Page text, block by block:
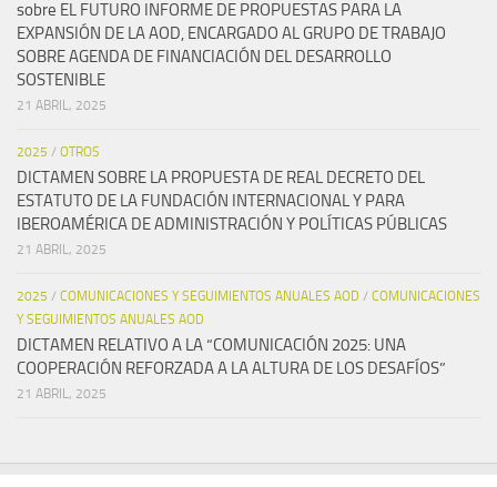
sobre EL FUTURO INFORME DE PROPUESTAS PARA LA
EXPANSIÓN DE LA AOD, ENCARGADO AL GRUPO DE TRABAJO
SOBRE AGENDA DE FINANCIACIÓN DEL DESARROLLO
SOSTENIBLE
21 ABRIL, 2025
2025 / OTROS
DICTAMEN SOBRE LA PROPUESTA DE REAL DECRETO DEL
ESTATUTO DE LA FUNDACIÓN INTERNACIONAL Y PARA
IBEROAMÉRICA DE ADMINISTRACIÓN Y POLÍTICAS PÚBLICAS
21 ABRIL, 2025
2025 / COMUNICACIONES Y SEGUIMIENTOS ANUALES AOD / COMUNICACIONES
Y SEGUIMIENTOS ANUALES AOD
DICTAMEN RELATIVO A LA “COMUNICACIÓN 2025: UNA
COOPERACIÓN REFORZADA A LA ALTURA DE LOS DESAFÍOS”
21 ABRIL, 2025